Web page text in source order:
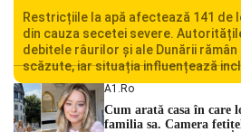
Restricțiile la apă afectează 141 de
din cauza secetei severe.
debitele râurilor și ale Dunării
scăzute, iar situația influențează
Centralei Nucleare de la
cu una dintre cele mai dificile
hidrologic din ultimii ani. Lipsa […]
A1.ro
Cum arată casa în care
familia sa. Camera